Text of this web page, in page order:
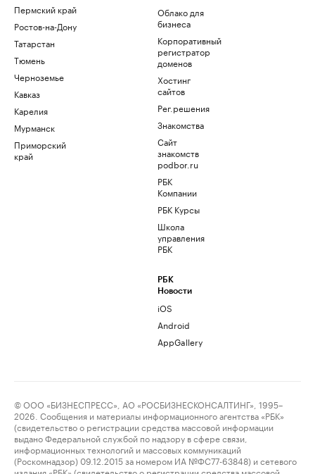
Пермский край
Ростов-на-Дону
Татарстан
Тюмень
Черноземье
Кавказ
Карелия
Мурманск
Приморский
край
Облако для
бизнеса
Корпоративный
регистратор
доменов
Хостинг
сайтов
Рег.решения
Знакомства
Сайт
знакомств
podbor.ru
РБК
Компании
РБК Курсы
Школа
управления
РБК
РБК
Новости
iOS
Android
AppGallery
© ООО «БИЗНЕСПРЕСС», АО «РОСБИЗНЕСКОНСАЛТИНГ», 1995–
2026. Сообщения и материалы информационного агентства «РБК»
(свидетельство о регистрации средства массовой информации
выдано Федеральной службой по надзору в сфере связи,
информационных технологий и массовых коммуникаций
(Роскомнадзор) 09.12.2015 за номером ИА №ФС77-63848) и сетевого